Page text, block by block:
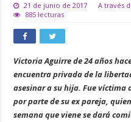
21 de junio de 2017
A través
885 lecturas
Victoria Aguirre de 24 años
encuentra privada de la
asesinar a su hija. Fue víctima
por parte de su ex pareja,
semana que viene se dará